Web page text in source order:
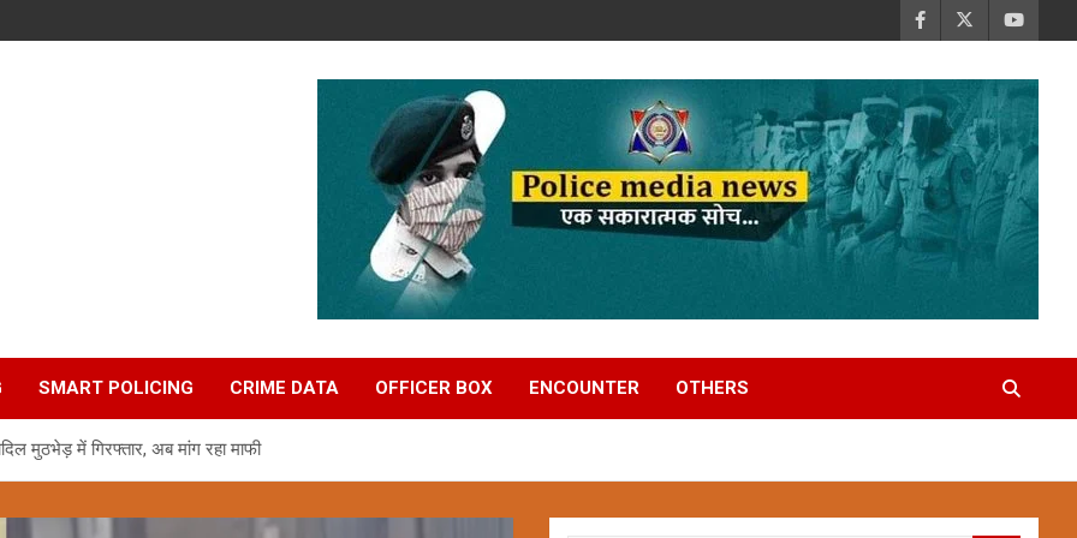
SMART POLICING CRIME DATA OFFICER BOX ENCOUNTER OTHERS
मुठभेड़ में गिरफ्तार, अब मांग रहा माफी